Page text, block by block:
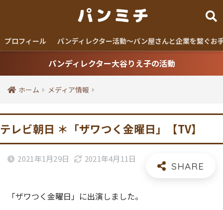
プロフィール パンディレクター活動〜パン屋さんと企業を繋ぐお
パンディレクター大谷りえ子の活動
ホーム メディア情報
テレビ朝日 ＊「ザワつく金曜日」【TV】
2021年1月29日 2021年4月11日
「ザワつく金曜日」に出演しました。